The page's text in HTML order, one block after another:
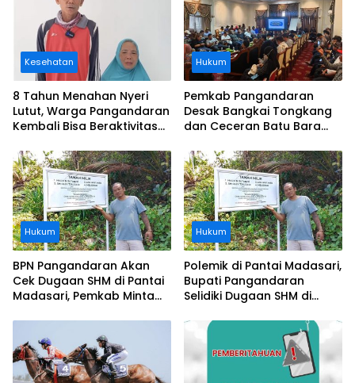
Kesehatan
8 Tahun Menahan Nyeri
Lutut, Warga Pangandaran
Kembali Bisa Beraktivitas
Ditanggung BPJS
Hukum
Pemkab Pangandaran
Desak Bangkai Tongkang
dan Ceceran Batu Bara
Buruknya Koordinasi
Perusahaan
Hukum
BPN Pangandaran Akan
Cek Dugaan SHM di Pantai
Madasari, Pemkab Minta
Hukum
Polemik di Pantai Madasari,
Bupati Pangandaran
Selidiki Dugaan SHM di
Pantai